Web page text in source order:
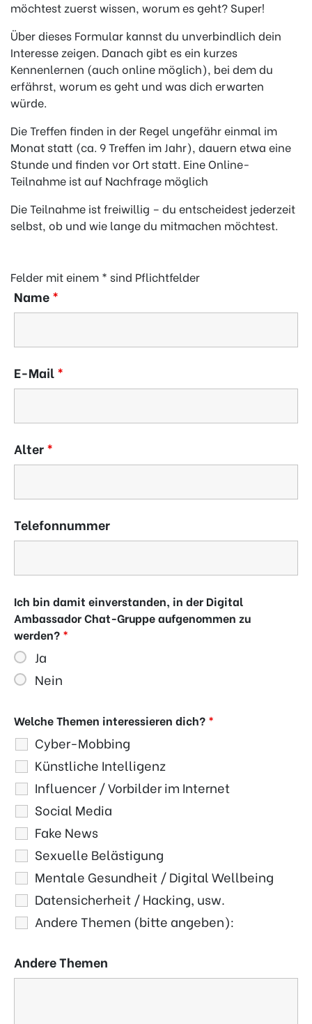
möchtest zuerst wissen, worum es geht? Super!
Über dieses Formular kannst du unverbindlich dein
Interesse zeigen. Danach gibt es ein kurzes
Kennenlernen (auch online möglich), bei dem du
erfährst, worum es geht und was dich erwarten
würde.
Die Treffen finden in der Regel ungefähr einmal im
Monat statt (ca. 9 Treffen im Jahr), dauern etwa eine
Stunde und finden vor Ort statt. Eine Online-
Teilnahme ist auf Nachfrage möglich
Die Teilnahme ist freiwillig – du entscheidest jederzeit
selbst, ob und wie lange du mitmachen möchtest.
Felder mit einem * sind Pflichtfelder
Name*
E-Mail*
Alter*
Telefonnummer
Ich bin damit einverstanden, in der Digital
Ambassador Chat-Gruppe aufgenommen zu
werden? *
Ja
Nein
Welche Themen interessieren dich? *
Cyber-Mobbing
Künstliche Intelligenz
Influencer / Vorbilder im Internet
Social Media
Fake News
Sexuelle Belästigung
Mentale Gesundheit / Digital Wellbeing
Datensicherheit / Hacking, usw.
Andere Themen (bitte angeben):
Andere Themen